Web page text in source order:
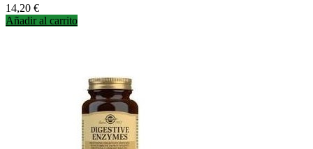
Precio
14,20 €
Añadir al carrito